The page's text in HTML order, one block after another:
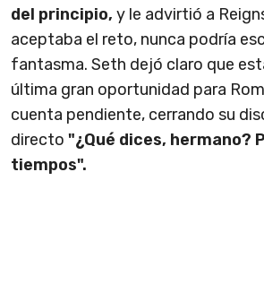
del principio, y le advirtió a
aceptaba el reto, nunca podría
fantasma. Seth dejó claro que
última gran oportunidad para
cuenta pendiente, cerrando su
directo "¿Qué dices, hermano?
tiempos".